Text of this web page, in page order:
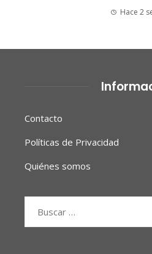
Hace 2
Contacto
Políticas de Privacidad
Quiénes somos